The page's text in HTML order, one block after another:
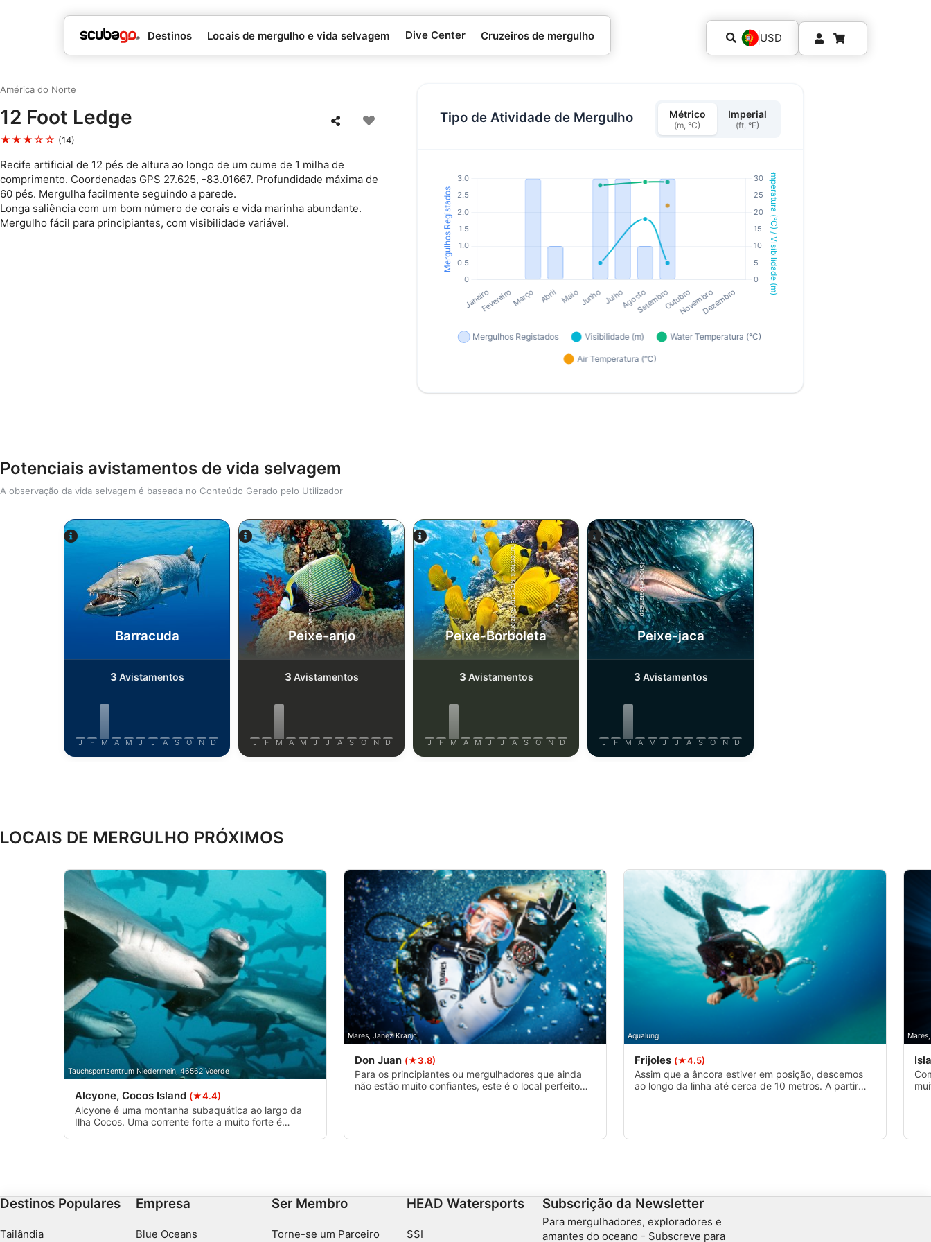
Destinos Locais de mergulho e vida selvagem Dive Center Cruzeiros de mergulho USD
América do Norte
12 Foot Ledge
★★★☆☆ (14)
Recife artificial de 12 pés de altura ao longo de um cume de 1 milha de
comprimento. Coordenadas GPS 27.625, -83.01667. Profundidade máxima de
60 pés. Mergulha facilmente seguindo a parede.
Longa saliência com um bom número de corais e vida marinha abundante.
Mergulho fácil para principiantes, com visibilidade variável.
Tipo de Atividade de Mergulho Métrico
(m, °C)
Imperial
(ft, °F)
Potenciais avistamentos de vida selvagem
A observação da vida selvagem é baseada no Conteúdo Gerado pelo Utilizador
iStock-Global_Pics
Barracuda
3 Avistamentos
J F M A M J J A S O N D
Shutterstock-Rich Carey
Peixe-anjo
3 Avistamentos
J F M A M J J A S O N D
Shutterstock_Krzysztof Odziomek
Peixe-Borboleta
3 Avistamentos
J F M A M J J A S O N D
iStock-Hoatzinexp
Peixe-jaca
3 Avistamentos
J F M A M J J A S O N D
LOCAIS DE MERGULHO PRÓXIMOS
Tauchsportzentrum Niederrhein, 46562 Voerde
Alcyone, Cocos Island (★4.4)
Alcyone é uma montanha subaquática ao largo da
Ilha Cocos. Uma corrente forte a muito forte é
Mares, Janez Kranjc
Don Juan (★3.8)
Para os principiantes ou mergulhadores que ainda
não estão muito confiantes, este é o local perfeito
Aqualung
Frijoles (★4.5)
Assim que a âncora estiver em posição, descemos
ao longo da linha até cerca de 10 metros. A partir
Destinos Populares
Tailândia
Empresa
Blue Oceans
Ser Membro
Torne-se um Parceiro
HEAD Watersports
SSI
Subscrição da Newsletter
Para mergulhadores, exploradores e
amantes do oceano - Subscreve para